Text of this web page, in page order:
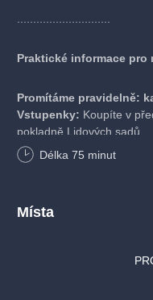
.............................
Praktické informace pro
Promítáme pravidelně:
Vstupenky: Koupíte v
pokladně Lidových sadů.
Otevření areálu:
vždy 1 hodinu před
prostor.
Vaši
Délka 75 minut
Místa